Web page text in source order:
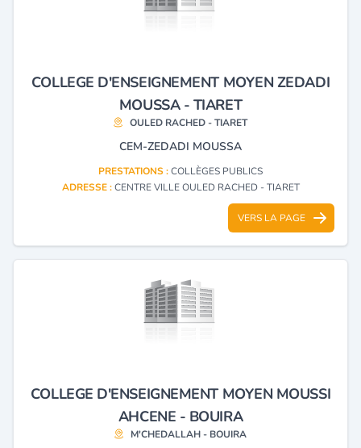
COLLEGE D'ENSEIGNEMENT MOYEN ZEDADI
MOUSSA - TIARET
OULED RACHED - TIARET
CEM-ZEDADI MOUSSA
PRESTATIONS :COLLÈGES PUBLICS
ADRESSE :CENTRE VILLE OULED RACHED - TIARET
VERS LA PAGE
COLLEGE D'ENSEIGNEMENT MOYEN MOUSSI
AHCENE - BOUIRA
M'CHEDALLAH - BOUIRA